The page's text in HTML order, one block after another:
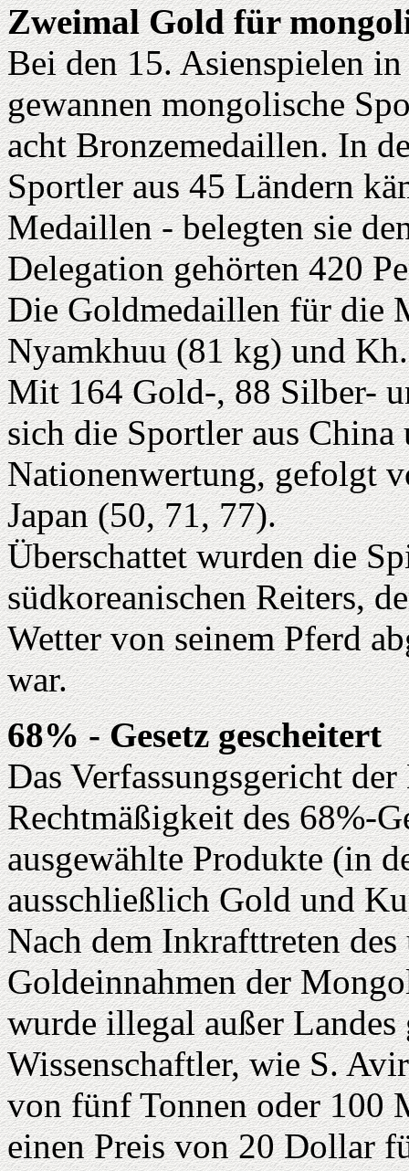
Zweimal Gold für
Bei den 15. Asienspielen
gewannen mongolische
acht Bronzemedaillen. In
Sportler aus 45 Ländern
Medaillen - belegten sie
Delegation gehörten 420
Die Goldmedaillen für die
Nyamkhuu (81 kg) und
Mit 164 Gold-, 88 Silber-
sich die Sportler aus China
Nationenwertung, gefolgt
Japan (50, 71, 77).
Überschattet wurden die
südkoreanischen Reiters,
Wetter von seinem Pferd
war.
68% - Gesetz gescheitert
Das Verfassungsgericht
Rechtmäßigkeit des 68%-
ausgewählte Produkte (in
ausschließlich Gold und
Nach dem Inkrafttreten
Goldeinnahmen der
wurde illegal außer Landes
Wissenschaftler, wie S.
von fünf Tonnen oder 100
einen Preis von 20 Dollar